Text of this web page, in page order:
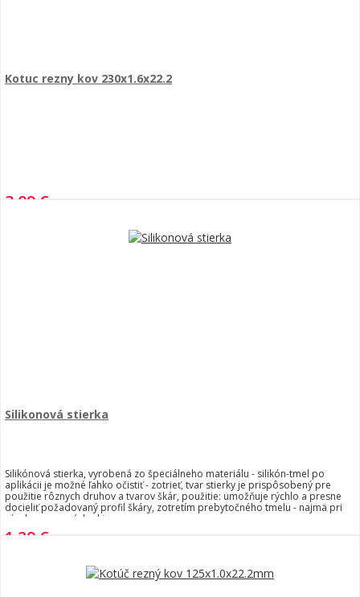
Kotuc rezny kov 230x1.6x22.2
3,09 €
Silikonová stierka
Silikónová stierka, vyrobená zo špeciálneho materiálu - silikón-tmel po
aplikácii je možné ľahko očistiť - zotrieť, tvar stierky je prispôsobený pre
použitie rôznych druhov a tvarov škár, použitie: umožňuje rýchlo a presne
docieliť požadovaný profil škáry, zotretím prebytočného tmelu - najmä pri
výrobe - opravách okien
1,29 €